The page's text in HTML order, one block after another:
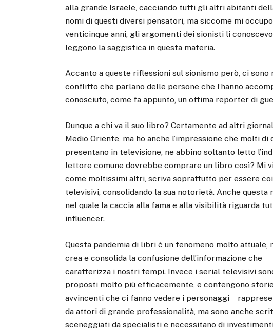
alla grande Israele, cacciando tutti gli altri abitanti
nomi di questi diversi pensatori, ma siccome mi
venticinque anni, gli argomenti dei sionisti li
leggono la saggistica in questa materia.
Accanto a queste riflessioni sul sionismo però, ci
conflitto che parlano delle persone che l’hanno
conosciuto, come fa appunto, un ottima reporter di
Dunque a chi va il suo libro? Certamente ad altri
Medio Oriente, ma ho anche l’impressione che molti
presentano in televisione, ne abbino soltanto letto
lettore comune dovrebbe comprare un libro così? Mi
come moltissimi altri, scriva soprattutto per essere
televisivi, consolidando la sua notorietà. Anche questa
nel quale la caccia alla fama e alla visibilità riguarda
influencer.
Questa pandemia di libri è un fenomeno molto attuale,
crea e consolida la confusione dell’informazione che
caratterizza i nostri tempi. Invece i serial televisivi
proposti molto più efficacemente, e contengono
avvincenti che ci fanno vedere i personaggi
da attori di grande professionalità, ma sono anche
sceneggiati da specialisti e necessitano di